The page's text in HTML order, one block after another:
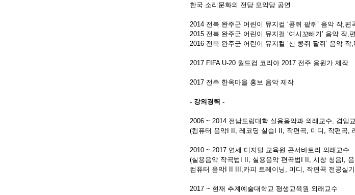
한국 소리문화의 전당 모악당 공연
2014 전북 완주군 어린이 뮤지컬 ‘콩쥐 팥쥐’ 음악 작,편
2015 전북 완주군 어린이 뮤지컬 ‘여시꼬빼기’ 음악 작,
2016 전북 완주군 어린이 뮤지컬 ‘신 콩쥐 팥쥐’ 음악 작
2017 FIFA U-20 월드컵 코리아 2017 전주 응원가 제작
2017 전주 한옥마을 홍보 음악 제작
- 강의경력 -
2006 ~ 2014 전남도립대학 실용음악과 외래교수, 겸임
(컴퓨터 음악I II, 레코딩 실습I II, 작편곡, 미디, 작편곡,
2010 ~ 2017 연세 디지털 교육원 콘서바토리 외래교수
(실용음악 작곡법I II, 실용음악 편곡법I II, 시창 청음I,
컴퓨터 음악I II III,카피 트레이닝, 미디, 작편곡 전공실
2017 ~ 현재 추계예술대학교 평생교육원 외래교수